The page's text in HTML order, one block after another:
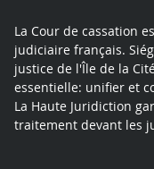
La Cour de cassation
judiciaire français.
justice de l'Île de la
essentielle: unifier et
La Haute Juridiction
traitement devant les